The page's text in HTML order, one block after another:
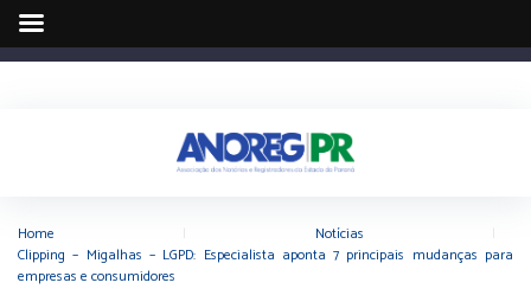
Home Notícias
Clipping – Migalhas – LGPD: Especialista aponta 7 principais mudanças para
empresas e consumidores